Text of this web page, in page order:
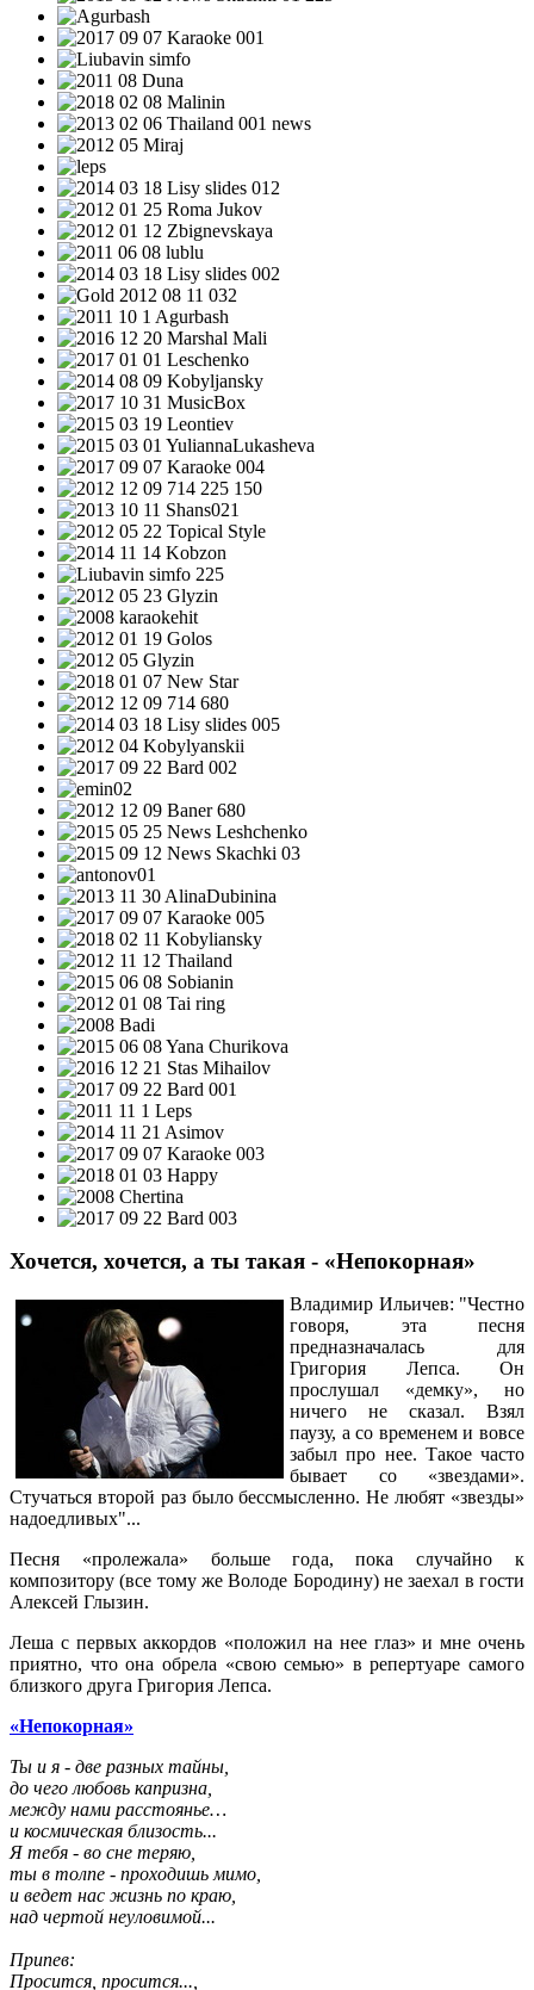
Хочется, хочется, а ты такая - «Непокорная»
Владимир Ильичев: "Честно
говоря, эта песня
предназначалась для
Григория Лепса. Он
прослушал «демку», но
ничего не сказал. Взял
паузу, а со временем и вовсе
забыл про нее. Такое часто
бывает со «звездами».
Стучаться второй раз было бессмысленно. Не любят «звезды»
надоедливых"...
Песня «пролежала» больше года, пока случайно к
композитору (все тому же Володе Бородину) не заехал в гости
Алексей Глызин.
Леша с первых аккордов «положил на нее глаз» и мне очень
приятно, что она обрела «свою семью» в репертуаре самого
близкого друга Григория Лепса.
«Непокорная»
Ты и я - две разных тайны,
до чего любовь капризна,
между нами расстоянье…
и космическая близость...
Я тебя - во сне теряю,
ты в толпе - проходишь мимо,
и ведет нас жизнь по краю,
над чертой неуловимой...
Припев:
Просится, просится...,